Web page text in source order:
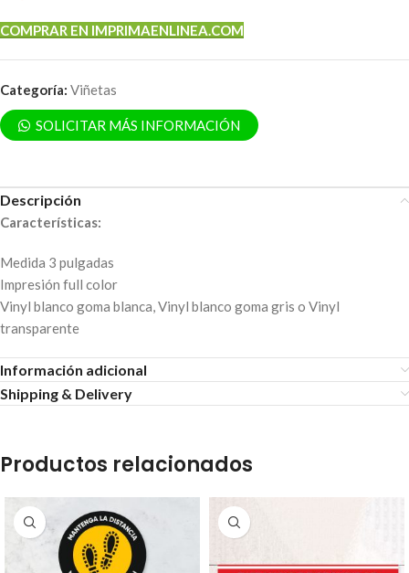
COMPRAR EN IMPRIMAENLINEA.COM
Categoría: Viñetas
SOLICITAR MÁS INFORMACIÓN
Descripción
Características:
Medida 3 pulgadas
Impresión full color
Vinyl blanco goma blanca, Vinyl blanco goma gris o Vinyl
transparente
Información adicional
Shipping & Delivery
Productos relacionados